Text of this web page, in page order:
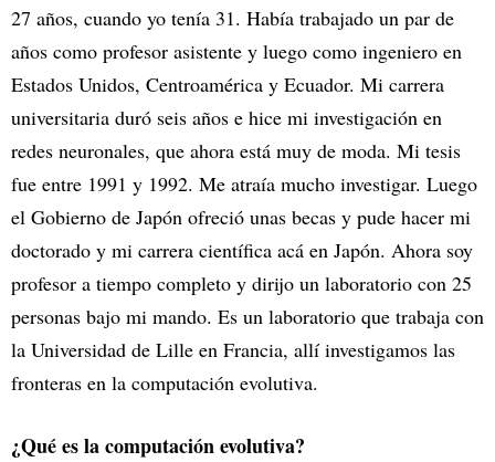
27 años, cuando yo tenía 31. Había trabajado un par de
años como profesor asistente y luego como ingeniero en
Estados Unidos, Centroamérica y Ecuador. Mi carrera
universitaria duró seis años e hice mi investigación en
redes neuronales, que ahora está muy de moda. Mi tesis
fue entre 1991 y 1992. Me atraía mucho investigar. Luego
el Gobierno de Japón ofreció unas becas y pude hacer mi
doctorado y mi carrera científica acá en Japón. Ahora soy
profesor a tiempo completo y dirijo un laboratorio con 25
personas bajo mi mando. Es un laboratorio que trabaja con
la Universidad de Lille en Francia, allí investigamos las
fronteras en la computación evolutiva.
¿Qué es la computación evolutiva?